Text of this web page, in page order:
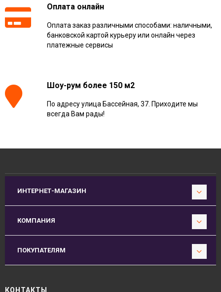
Оплата онлайн
Оплата заказ различными способами: наличными,
банковской картой курьеру или онлайн через
платежные сервисы
Шоу-рум более 150 м2
По адресу улица Бассейная, 37. Приходите мы
всегда Вам рады!
ИНТЕРНЕТ-МАГАЗИН
КОМПАНИЯ
ПОКУПАТЕЛЯМ
КОНТАКТЫ